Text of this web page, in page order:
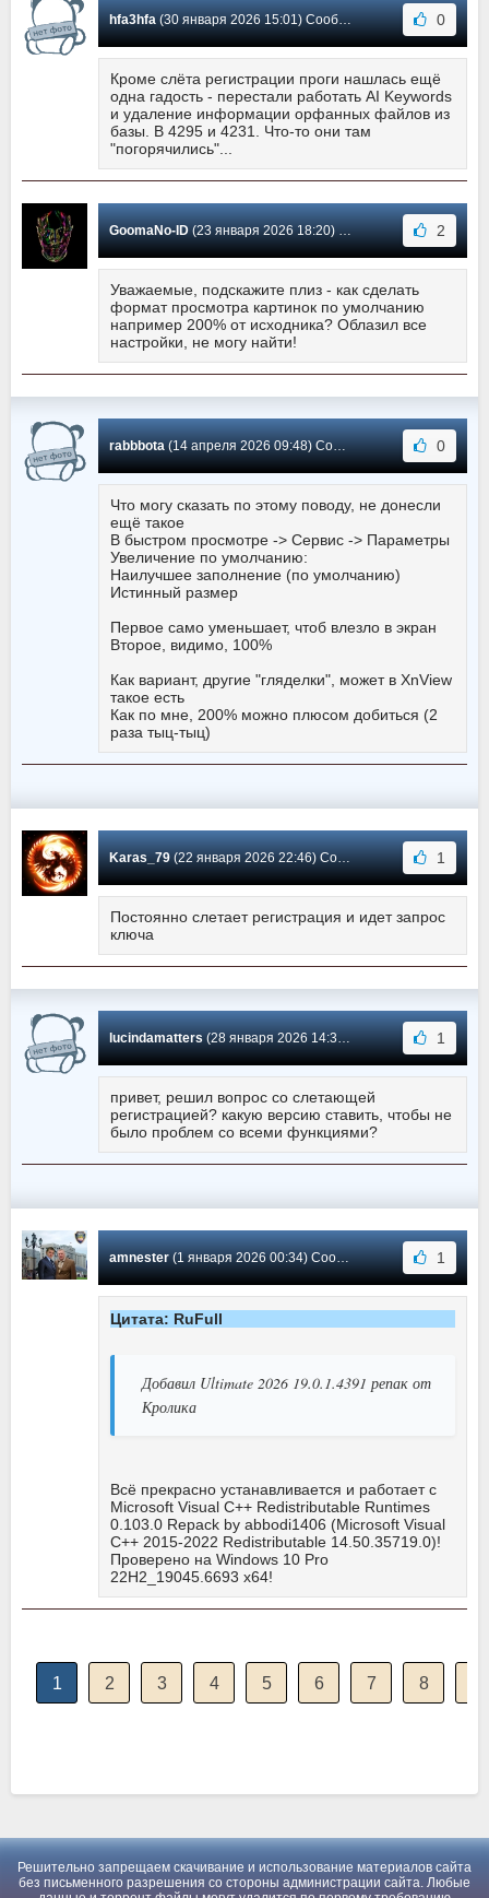
hfa3hfa(30 января 2026 15:01) Сообщение #1341 0
Кроме слёта регистрации проги нашлась ещё
одна гадость - перестали работать AI Keywords
и удаление информации орфанных файлов из
базы. В 4295 и 4231. Что-то они там
"погорячились"...
GoomaNo-ID(23 января 2026 18:20) Сообщение #1340 2
Уважаемые, подскажите плиз - как сделать
формат просмотра картинок по умолчанию
например 200% от исходника? Облазил все
настройки, не могу найти!
rabbbota(14 апреля 2026 09:48) Сообщение #1339 0
Что могу сказать по этому поводу, не донесли
ещё такое
В быстром просмотре -> Сервис -> Параметры
Увеличение по умолчанию:
Наилучшее заполнение (по умолчанию)
Истинный размер
Первое само уменьшает, чтоб влезло в экран
Второе, видимо, 100%
Как вариант, другие "гляделки", может в XnView
такое есть
Как по мне, 200% можно плюсом добиться (2
раза тыц-тыц)
Karas_79(22 января 2026 22:46) Сообщение #1338 1
Постоянно слетает регистрация и идет запрос
ключа
lucindamatters(28 января 2026 14:39) Сообщение #1337 1
привет, решил вопрос со слетающей
регистрацией? какую версию ставить, чтобы не
было проблем со всеми функциями?
amnester(1 января 2026 00:34) Сообщение #1336 1
Цитата: RuFull
Добавил Ultimate 2026 19.0.1.4391 репак от
Кролика
Всё прекрасно устанавливается и работает с
Microsoft Visual C++ Redistributable Runtimes
0.103.0 Repack by abbodi1406 (Microsoft Visual
C++ 2015-2022 Redistributable 14.50.35719.0)!
Проверено на Windows 10 Pro
22H2_19045.6693 x64!
1 2 3 4 5 6 7 8
Решительно запрещаем скачивание и использование материалов сайта
без письменного разрешения со стороны администрации сайта. Любые